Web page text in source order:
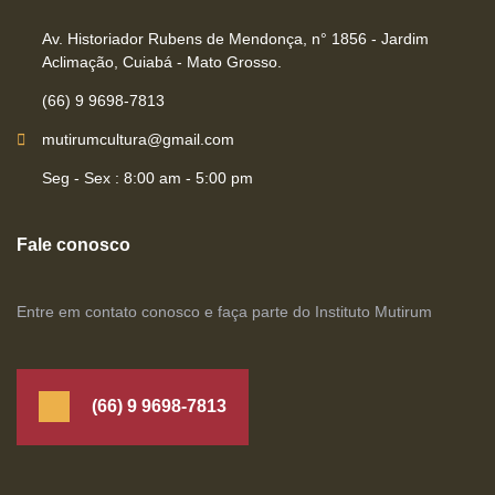
Av. Historiador Rubens de Mendonça, n° 1856 - Jardim
Aclimação, Cuiabá - Mato Grosso.
(66) 9 9698-7813
mutirumcultura@gmail.com
Seg - Sex : 8:00 am - 5:00 pm
Fale conosco
Entre em contato conosco e faça parte do Instituto Mutirum
(66) 9 9698-7813